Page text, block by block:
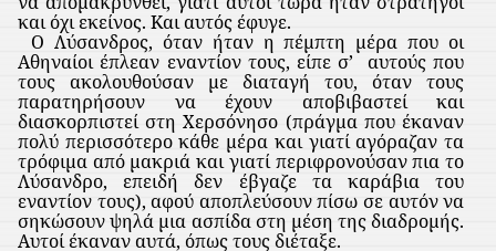
και όχι εκείνος. Και αυτός έφυγε.
Ο Λύσανδρος, όταν ήταν η πέμπτη μέρα που οι
Αθηναίοι έπλεαν εναντίον τους, είπε σ’
αυτούς που
τους ακολουθούσαν με διαταγή του, όταν τους
παρατηρήσουν να έχουν αποβιβαστεί και
διασκορπιστεί στη Χερσόνησο (πράγμα που έκαναν
πολύ περισσότερο κάθε μέρα και γιατί αγόραζαν τα
τρόφιμα από μακριά και γιατί περιφρονούσαν πια το
Λύσανδρο, επειδή δεν έβγαζε τα καράβια του
εναντίον τους), αφού αποπλεύσουν πίσω σε αυτόν να
σηκώσουν ψηλά μια ασπίδα στη μέση της διαδρομής.
Αυτοί έκαναν αυτά, όπως τους διέταξε.